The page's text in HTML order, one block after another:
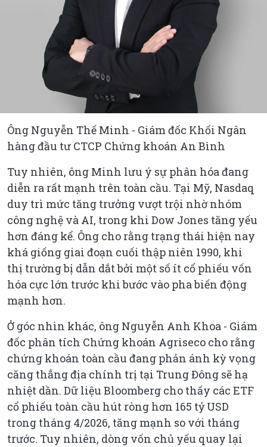
Ông Nguyễn Thế Minh - Giám đốc Khối Ngân
hàng đầu tư CTCP Chứng khoán An Bình
Tuy nhiên, ông Minh lưu ý sự phân hóa đang
diễn ra rất mạnh trên toàn cầu. Tại Mỹ, Nasdaq
duy trì mức tăng trưởng vượt trội nhờ nhóm
công nghệ và AI, trong khi Dow Jones tăng yếu
hơn đáng kể. Ông cho rằng trạng thái hiện nay
khá giống giai đoạn cuối thập niên 1990, khi
thị trường bị dẫn dắt bởi một số ít cổ phiếu vốn
hóa cực lớn trước khi bước vào pha biến động
mạnh hơn.
Ở góc nhìn khác, ông Nguyễn Anh Khoa - Giám
đốc phân tích Chứng khoán Agriseco cho rằng
chứng khoán toàn cầu đang phản ánh kỳ vọng
căng thẳng địa chính trị tại Trung Đông sẽ hạ
nhiệt dần. Dữ liệu Bloomberg cho thấy các ETF
cổ phiếu toàn cầu hút ròng hơn 165 tỷ USD
trong tháng 4/2026, tăng mạnh so với tháng
trước. Tuy nhiên, dòng vốn chủ yếu quay lại